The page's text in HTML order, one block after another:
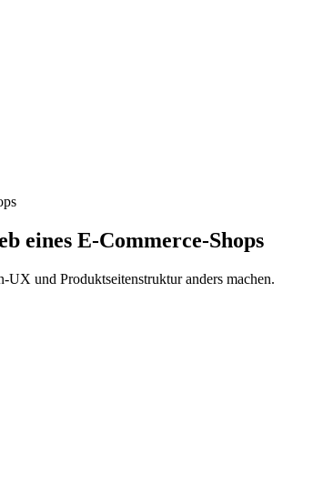
eines E-Commerce-Shops
UX und Produktseitenstruktur anders machen.